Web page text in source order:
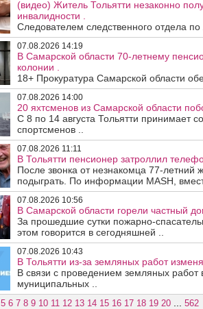
(видео) Житель Тольятти незаконно
инвалидности .
Следователем следственного отдела по
07.08.2026 14:19
В Самарской области 70-летнему
колонии .
18+ Прокуратура Самарской области
07.08.2026 14:00
20 яхтсменов из Самарской области
С 8 по 14 августа Тольятти принимает
спортсменов ..
07.08.2026 11:11
В Тольятти пенсионер затроллил
После звонка от незнакомца 77-летний
подыграть. По информации MASH,
07.08.2026 10:56
В Самарской области горели частный
За прошедшие сутки пожарно-
этом говорится в сегодняшней ..
07.08.2026 10:43
В Тольятти из-за земляных работ
В связи с проведением земляных работ
муниципальных ..
5 6 7 8 9 10 11 12 13 14 15 16 17 18 19 20 562